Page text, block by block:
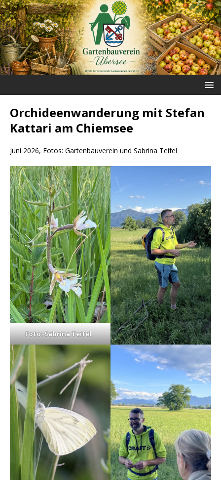
Orchideenwanderung mit Stefan
Kattari am Chiemsee
Juni 2026, Fotos: Gartenbauverein und Sabrina Teifel
Foto: Sabrina Teifel